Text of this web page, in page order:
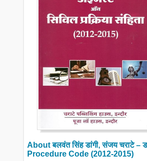
Aboutबलवंत सिंह डांगी, संजय चराटे –
Procedure Code (2012-2015)